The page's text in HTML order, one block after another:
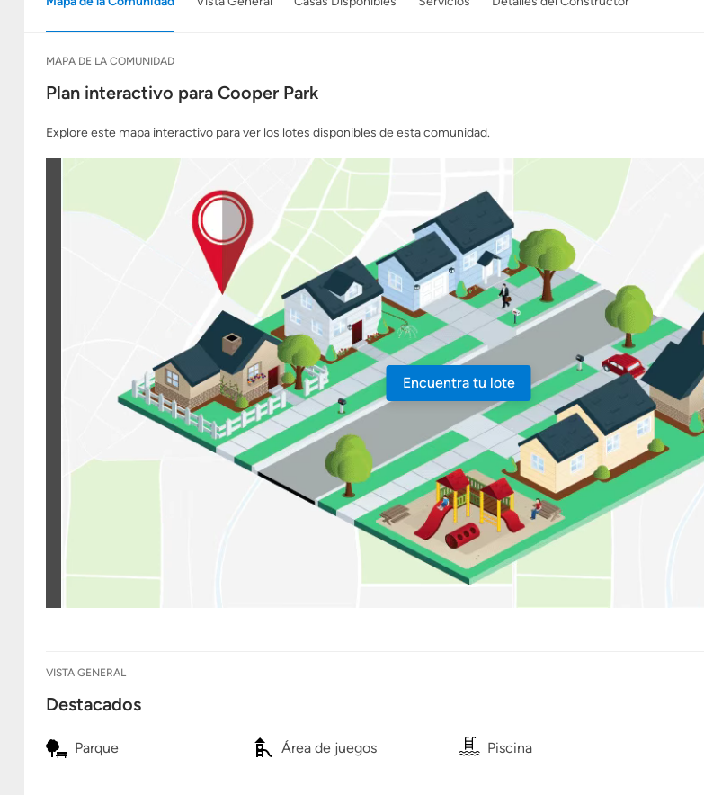
MAPA DE LA COMUNIDAD
Plan interactivo para Cooper Park
Explore este mapa interactivo para ver los lotes disponibles de esta comunidad.
Encuentra tu lote
VISTA GENERAL
Destacados
Parque Área de juegos Piscina